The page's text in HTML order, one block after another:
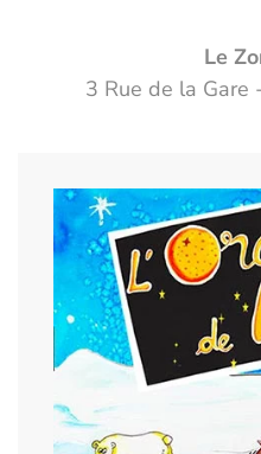
Le
3 Rue de la